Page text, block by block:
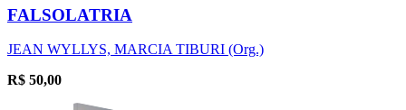
FALSOLATRIA
JEAN WYLLYS, MARCIA TIBURI (Org.)
R$ 50,00